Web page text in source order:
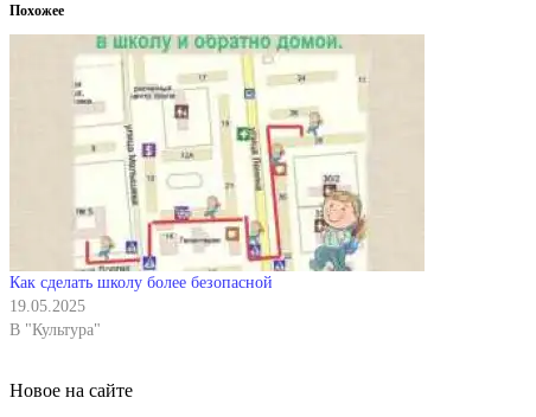
Похожее
Как сделать школу более безопасной
19.05.2025
В "Культура"
Новое на сайте